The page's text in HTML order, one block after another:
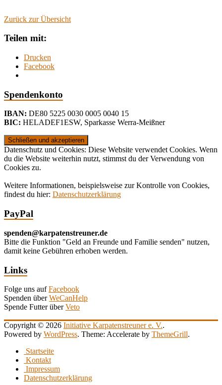
Zurück zur Übersicht
Teilen mit:
Drucken
Facebook
Spendenkonto
IBAN: DE80 5225 0030 0005 0040 15
BIC: HELADEF1ESW, Sparkasse Werra-Meißner
Datenschutz und Cookies: Diese Website verwendet Cookies. Wenn
du die Website weiterhin nutzt, stimmst du der Verwendung von
Cookies zu.
Weitere Informationen, beispielsweise zur Kontrolle von Cookies,
findest du hier: Datenschutzerklärung
PayPal
spenden@karpatenstreuner.de
Bitte die Funktion "Geld an Freunde und Familie senden" nutzen,
damit keine Gebühren erhoben werden.
Links
Folge uns aufFacebook
Spenden überWeCanHelp
Spende Futter überVeto
Copyright © 2026 Initiative Karpatenstreuner e. V..
Powered by WordPress. Theme: Accelerate by ThemeGrill.
Startseite
Kontakt
Impressum
Datenschutzerklärung